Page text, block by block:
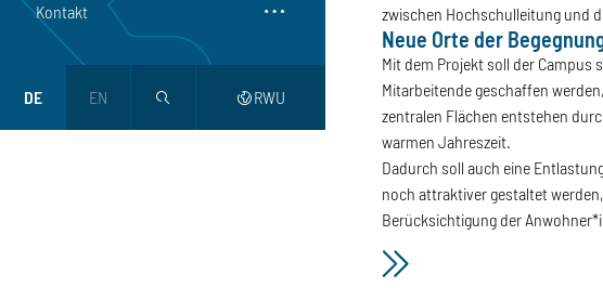
Kontakt
DE EN magnifier webRWU
zwischen Hochschulleitung und
Neue Orte der
Mit dem Projekt soll der Campus
Mitarbeitende geschaffen
zentralen Flächen entstehen
warmen Jahreszeit.
Dadurch soll auch eine
noch attraktiver gestaltet
Berücksichtigung der